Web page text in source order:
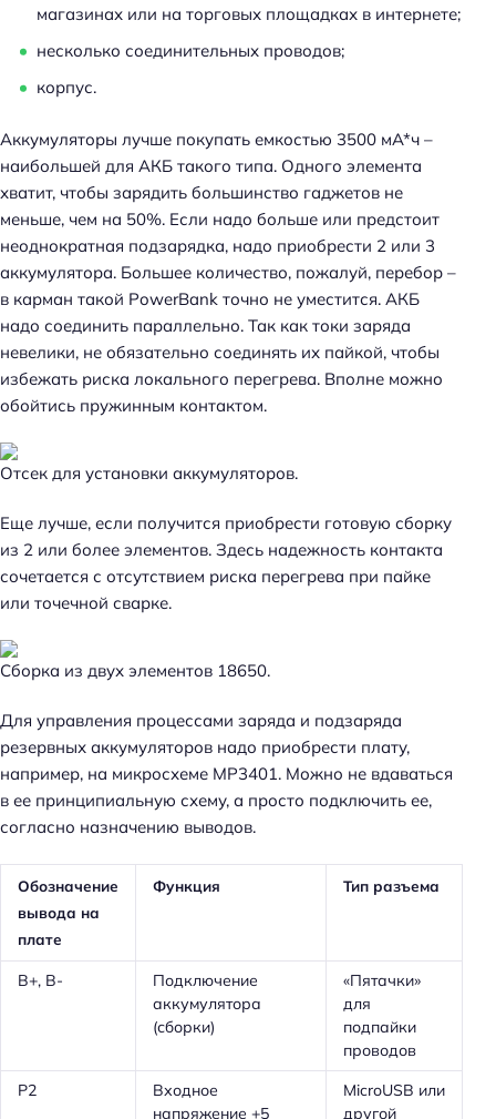
магазинах или на торговых площадках в интернете;
несколько соединительных проводов;
корпус.
Аккумуляторы лучше покупать емкостью 3500 мА*ч –
наибольшей для АКБ такого типа. Одного элемента
хватит, чтобы зарядить большинство гаджетов не
меньше, чем на 50%. Если надо больше или предстоит
неоднократная подзарядка, надо приобрести 2 или 3
аккумулятора. Большее количество, пожалуй, перебор –
в карман такой PowerBank точно не уместится. АКБ
надо соединить параллельно. Так как токи заряда
невелики, не обязательно соединять их пайкой, чтобы
избежать риска локального перегрева. Вполне можно
обойтись пружинным контактом.
Отсек для установки аккумуляторов.
Еще лучше, если получится приобрести готовую сборку
из 2 или более элементов. Здесь надежность контакта
сочетается с отсутствием риска перегрева при пайке
или точечной сварке.
Сборка из двух элементов 18650.
Для управления процессами заряда и подзаряда
резервных аккумуляторов надо приобрести плату,
например, на микросхеме MP3401. Можно не вдаваться
в ее принципиальную схему, а просто подключить ее,
согласно назначению выводов.
Обозначение
вывода на
плате
Функция Тип разъема
B+, B-
Подключение
аккумулятора
(сборки)
«Пятачки»
для
подпайки
проводов
P2
Входное
напряжение +5
MicroUSB или
другой